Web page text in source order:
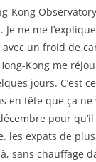
Kong
ne me
un froid de
Kong me
jours. C’est
en tête que ça
pour
les expats de
sans chauffage